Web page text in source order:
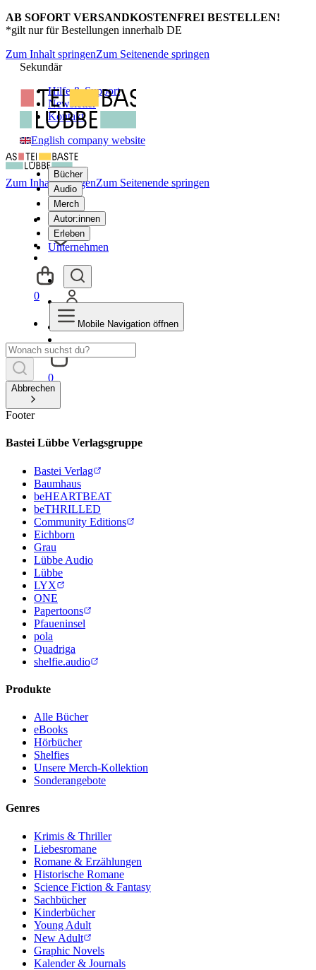
AB SOFORT VERSANDKOSTENFREI BESTELLEN!
*gilt nur für Bestellungen innerhalb DE
Zum Inhalt springenZum Seitenende springen
Sekundär
Hilfe & Support
Newsletter
Kontakt
English company website
Bücher
Audio
Merch
Autor:innen
Erleben
Unternehmen
0
Zum Inhalt springenZum Seitenende springen
0
Mobile Navigation öffnen
Abbrechen
Footer
Bastei Lübbe Verlagsgruppe
Bastei Verlag
Baumhaus
beHEARTBEAT
beTHRILLED
Community Editions
Eichborn
Grau
Lübbe Audio
Lübbe
LYX
ONE
Papertoons
Pfaueninsel
pola
Quadriga
shelfie.audio
Produkte
Alle Bücher
eBooks
Hörbücher
Shelfies
Unsere Merch-Kollektion
Sonderangebote
Genres
Krimis & Thriller
Liebesromane
Romane & Erzählungen
Historische Romane
Science Fiction & Fantasy
Sachbücher
Kinderbücher
Young Adult
New Adult
Graphic Novels
Kalender & Journals